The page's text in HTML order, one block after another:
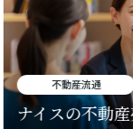
リノベ済物件
RIZ WOOD